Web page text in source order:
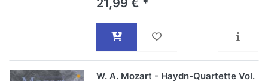
W. A. Mozart - Haydn-Quartette Vol.